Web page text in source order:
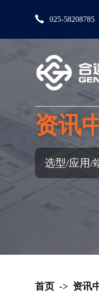
025-58208785
资讯
选型/应用/
首页 -> 资讯